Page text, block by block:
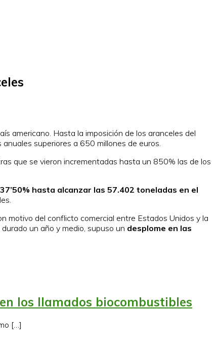
americano. Hasta la imposición de los aranceles del
anuales superiores a 650 millones de euros.
que se vieron incrementadas hasta un 850% las de los
hasta alcanzar las 57.402 toneladas en el
motivo del conflicto comercial entre Estados Unidos y la
un año y medio, supuso un desplome en las
los llamados biocombustibles
[…]